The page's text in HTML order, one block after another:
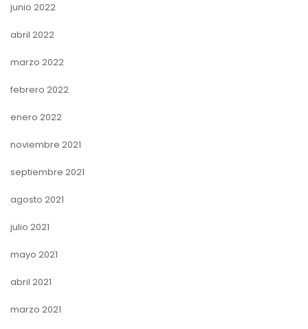
junio 2022
abril 2022
marzo 2022
febrero 2022
enero 2022
noviembre 2021
septiembre 2021
agosto 2021
julio 2021
mayo 2021
abril 2021
marzo 2021